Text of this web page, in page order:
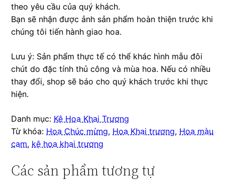
theo yêu cầu của quý khách.
Bạn sẽ nhận được ảnh sản phẩm hoàn thiện trước khi
chúng tôi tiến hành giao hoa.
Lưu ý: Sản phẩm thực tế có thể khác hình mẫu đôi
chút do đặc tính thủ công và mùa hoa. Nếu có nhiều
thay đổi, shop sẽ báo cho quý khách trước khi thực
hiện.
Danh mục: Kệ Hoa Khai Trương
Từ khóa: Hoa Chúc mừng, Hoa Khai trương, Hoa màu
cam, kệ hoa khai trương
Các sản phẩm tương tự